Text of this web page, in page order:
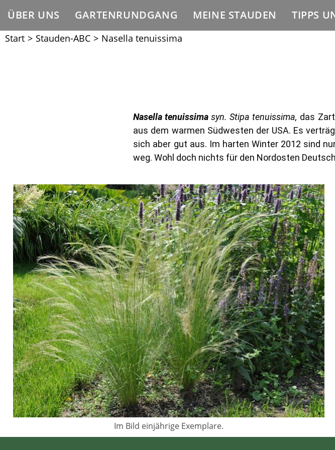
ÜBER UNS GARTENRUNDGANG MEINE STAUDEN TIPPS
Start > Stauden-ABC > Nasella tenuissima
Nasella tenuissimasyn. Stipa tenuissima, das
aus dem warmen Südwesten der USA. Es
sich aber gut aus. Im harten Winter 2012 sind
weg. Wohl doch nichts für den Nordosten
Im Bild einjährige Exemplare.